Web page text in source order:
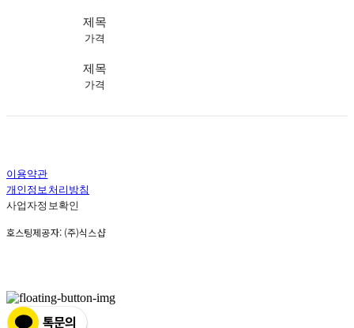
제목
가격
제목
가격
이용약관
개인정보처리방침
사업자정보확인
호스팅제공자: (주)식스샵